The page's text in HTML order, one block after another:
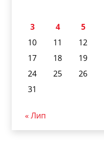
3
4 5
10
11 12
17
18 19
24
25 26
31
« Лип